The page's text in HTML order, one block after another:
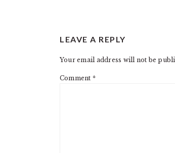
INTERACTIONS
LEAVE A REPLY
Your email address will not be
Comment *